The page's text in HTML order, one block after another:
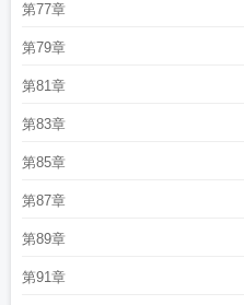
第77章
第79章
第81章
第83章
第85章
第87章
第89章
第91章